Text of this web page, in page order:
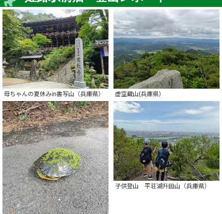
母ちゃんの夏休みin書写山（兵庫県） 虚空蔵山(兵庫県）
子供登山 平荘湖升田山（兵庫県）